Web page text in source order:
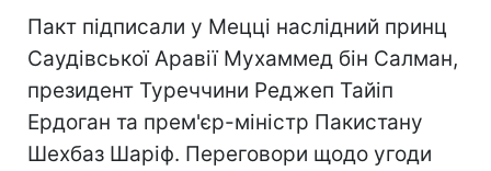
Пакт підписали у Мецці наслідний принц
Саудівської Аравії Мухаммед бін Салман,
президент Туреччини Реджеп Тайіп
Ердоган та прем'єр-міністр Пакистану
Шехбаз Шаріф. Переговори щодо угоди